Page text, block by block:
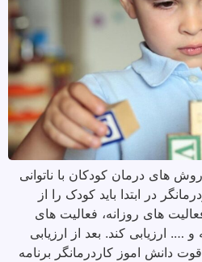
های درمان کودکان با ناتوانی
در ابتدا باید کودک را از
های روزانه، فعالیت های
ارزیابی کند. بعد از ارزیابی
دانش اموز کاردرمانگر برنامه